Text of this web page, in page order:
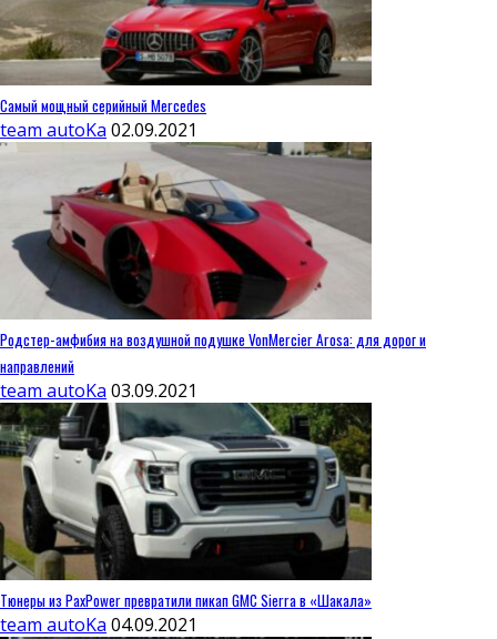
Самый мощный серийный Mercedes
team autoKa 02.09.2021
Родстер-амфибия на воздушной подушке VonMercier Arosa: для дорог и
направлений
team autoKa 03.09.2021
Тюнеры из PaxPower превратили пикап GMC Sierra в «Шакала»
team autoKa 04.09.2021